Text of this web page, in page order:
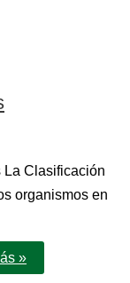
La Clasificación
organismos en
»